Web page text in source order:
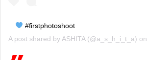
#firstphotoshoot
A post shared by ASHITA(@a_s_h_i_t_a) on